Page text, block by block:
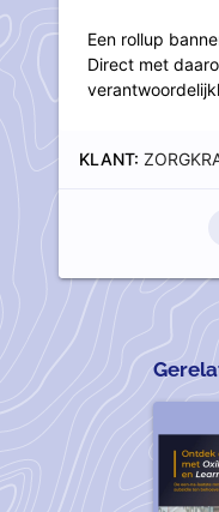
Een rollup
Direct met
KLANT: